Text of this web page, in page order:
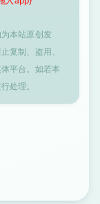
本站原创发
复制、盗用、
平台。如若本
处理。